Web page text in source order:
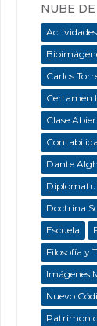
NUBE DE
Carlos
Certamen
Clase
Dante
Doctrina
Escuela
Filosofía y
Imágenes
Nuevo